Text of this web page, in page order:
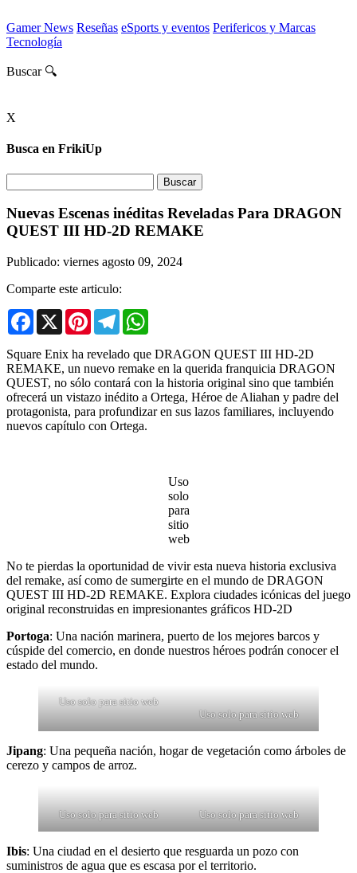
Gamer News Reseñas eSports y eventos Perifericos y Marcas
Tecnología
Buscar 🔍
X
Busca en FrikiUp
Nuevas Escenas inéditas Reveladas Para DRAGON
QUEST III HD-2D REMAKE
Publicado: viernes agosto 09, 2024
Comparte este articulo:
Facebook
X PinterestTelegram
Square Enix ha revelado que DRAGON QUEST III HD-2D
REMAKE, un nuevo remake en la querida franquicia DRAGON
QUEST, no sólo contará con la historia original sino que también
ofrecerá un vistazo inédito a Ortega, Héroe de Aliahan y padre del
protagonista, para profundizar en sus lazos familiares, incluyendo
nuevos capítulo con Ortega.
Uso
solo
para
sitio
web
No te pierdas la oportunidad de vivir esta nueva historia exclusiva
del remake, así como de sumergirte en el mundo de DRAGON
QUEST III HD-2D REMAKE. Explora ciudades icónicas del juego
original reconstruidas en impresionantes gráficos HD-2D
Portoga: Una nación marinera, puerto de los mejores barcos y
cúspide del comercio, en donde nuestros héroes podrán conocer el
estado del mundo.
Uso solo para sitio web
Uso solo para sitio web
Jipang: Una pequeña nación, hogar de vegetación como árboles de
cerezo y campos de arroz.
Uso solo para sitio web Uso solo para sitio web
Ibis: Una ciudad en el desierto que resguarda un pozo con
suministros de agua que es escasa por el territorio.